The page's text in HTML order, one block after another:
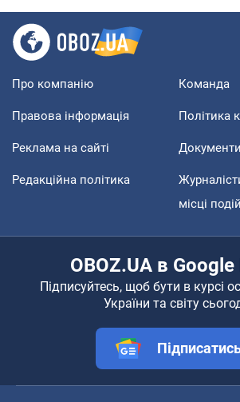
Про компанію Команда
Правова інформація Політика
Реклама на сайті Документи
Редакційна політика
місці подій
OBOZ.UA в
Підписуйтесь, щоб бути в курсі
України та світу